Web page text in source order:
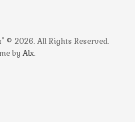
© 2026. All Rights Reserved.
by Alx.